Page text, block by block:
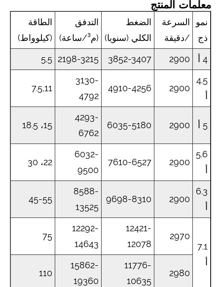
معلمات المنتج
نمو
ذج
السرعة
/دقيقة
الضغط
الكلي (سنويا)
التدفق
(م³/ساعة)
الطاقة
(كيلوواط)
4 أ 2900
3852-3407
2198-3215
5.5
4.5
أ
2900
4910-4256
3130-
4792
7.5,11
5 أ 2900
6035-5180
4293-
6762
15، 18.5
5.6
أ
2900
7610-6527
6032-
9500
22، 30
6.3
أ
2900
9698-8310
8588-
13525
45-55
7.1
أ
2970
12421-
12078
12292-
14643
75
2980
11776-
10635
15862-
19360
110